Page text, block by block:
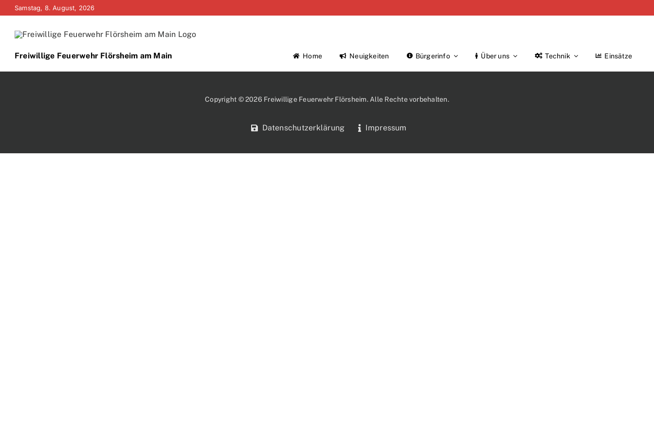
Zum
springen
Samstag, 8. August, 2026
Freiwillige Feuerwehr Flörsheim am Main Home Neuigkeiten Bürgerinfo Über uns Technik Einsätze
Copyright © 2026 Freiwillige Feuerwehr Flörsheim. Alle Rechte vorbehalten.
Datenschutzerklärung Impressum